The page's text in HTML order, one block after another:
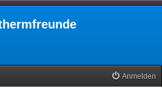
Anmelden